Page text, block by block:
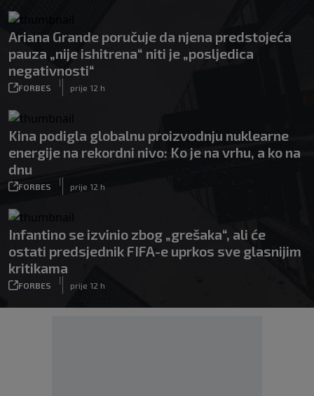
Ariana Grande poručuje da njena predstojeća
pauza „nije ishitrena“ niti je „posljedica
negativnosti“
FORBES
|
prije 12 h
Kina podigla globalnu proizvodnju nuklearne
energije na rekordni nivo: Ko je na vrhu, a ko na
dnu
FORBES
|
prije 12 h
Infantino se izvinio zbog „grešaka“, ali će
ostati predsjednik FIFA-e uprkos sve glasnijim
kritikama
FORBES
|
prije 12 h